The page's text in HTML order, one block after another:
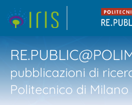
pubblicazioni di
Politecnico di Milano